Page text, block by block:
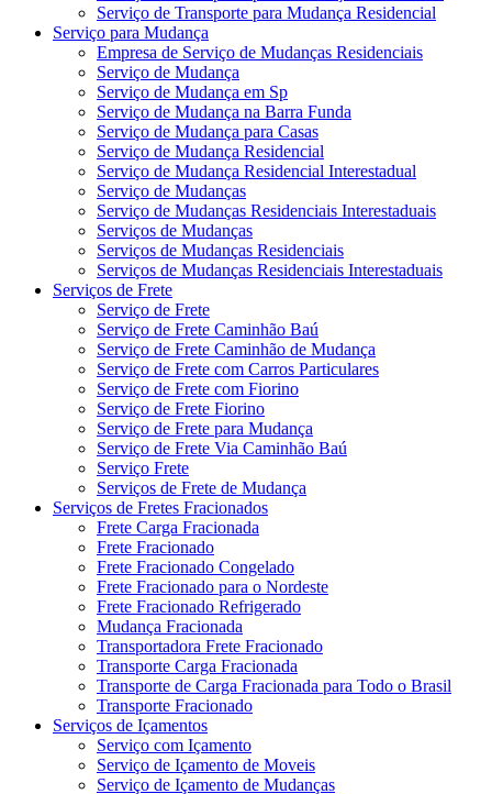
Serviço de Transporte para Mudança Residencial
Serviço para Mudança
Empresa de Serviço de Mudanças Residenciais
Serviço de Mudança
Serviço de Mudança em Sp
Serviço de Mudança na Barra Funda
Serviço de Mudança para Casas
Serviço de Mudança Residencial
Serviço de Mudança Residencial Interestadual
Serviço de Mudanças
Serviço de Mudanças Residenciais Interestaduais
Serviços de Mudanças
Serviços de Mudanças Residenciais
Serviços de Mudanças Residenciais Interestaduais
Serviços de Frete
Serviço de Frete
Serviço de Frete Caminhão Baú
Serviço de Frete Caminhão de Mudança
Serviço de Frete com Carros Particulares
Serviço de Frete com Fiorino
Serviço de Frete Fiorino
Serviço de Frete para Mudança
Serviço de Frete Via Caminhão Baú
Serviço Frete
Serviços de Frete de Mudança
Serviços de Fretes Fracionados
Frete Carga Fracionada
Frete Fracionado
Frete Fracionado Congelado
Frete Fracionado para o Nordeste
Frete Fracionado Refrigerado
Mudança Fracionada
Transportadora Frete Fracionado
Transporte Carga Fracionada
Transporte de Carga Fracionada para Todo o Brasil
Transporte Fracionado
Serviços de Içamentos
Serviço com Içamento
Serviço de Içamento de Moveis
Serviço de Içamento de Mudanças